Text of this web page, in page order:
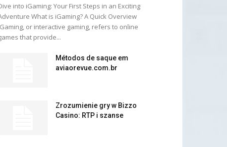
into iGaming: Your First Steps in an Exciting
What is iGaming? A Quick Overview
or interactive gaming, refers to online
that provide...
Métodos de saque em
aviaorevue.com.br
Zrozumienie gry w Bizzo
Casino: RTP i szanse